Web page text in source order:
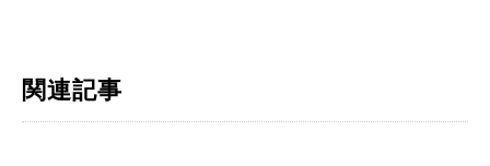
関連記事